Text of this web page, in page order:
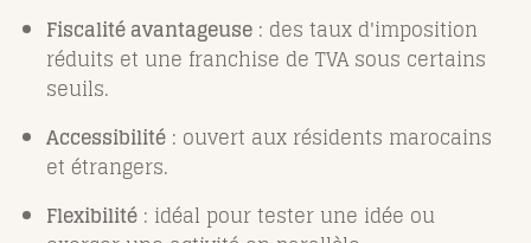
Fiscalité avantageuse : des taux d'imposition
réduits et une franchise de TVA sous certains
seuils.
Accessibilité : ouvert aux résidents marocains
et étrangers.
Flexibilité : idéal pour tester une idée ou